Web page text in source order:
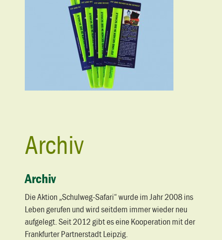
Archiv
Archiv
Die Aktion „Schulweg-Safari“ wurde im Jahr 2008 ins
Leben gerufen und wird seitdem immer wieder neu
aufgelegt. Seit 2012 gibt es eine Kooperation mit der
Frankfurter Partnerstadt Leipzig.